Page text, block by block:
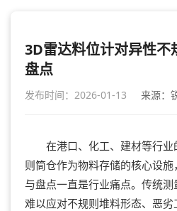
3D雷达料位计对异性不
盘点
发布时间：2026-01-13 来源：
在港口、化工、建材等行业
则筒仓作为物料存储的核心设
与盘点一直是行业痛点。传统
难以应对不规则堆料形态、恶